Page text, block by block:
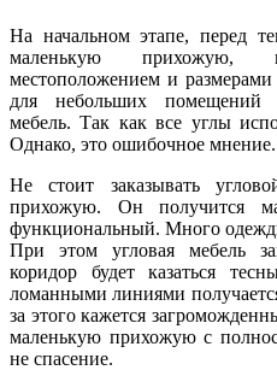
На начальном этапе, перед
маленькую прихожую,
местоположением и
для небольших помещений
мебель. Так как все углы
Однако, это ошибочное мнение.
Не стоит заказывать
прихожую. Он получится
функциональный. Много
При этом угловая мебель
коридор будет казаться
ломанными линиями
за этого кажется
маленькую прихожую с
не спасение.